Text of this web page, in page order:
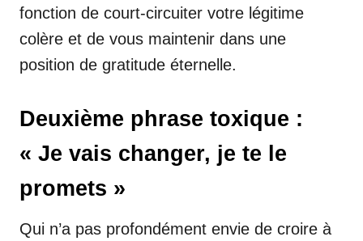
fonction de court-circuiter votre légitime
colère et de vous maintenir dans une
position de gratitude éternelle.
Deuxième phrase toxique :
« Je vais changer, je te le
promets »
Qui n’a pas profondément envie de croire à